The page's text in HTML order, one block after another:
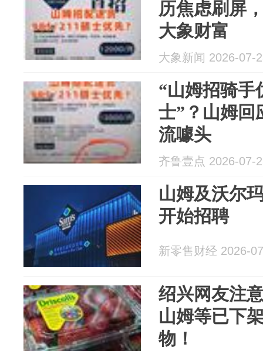
历焦虑刷屏
大象财富
大象新闻 2026-07-
“山姆招骑手
士”？山姆回
流噱头
齐鲁壹点 2026-07-
山姆及沃尔
开始招聘
新零售财经 2026-
绍兴网友注
山姆等已下
物！